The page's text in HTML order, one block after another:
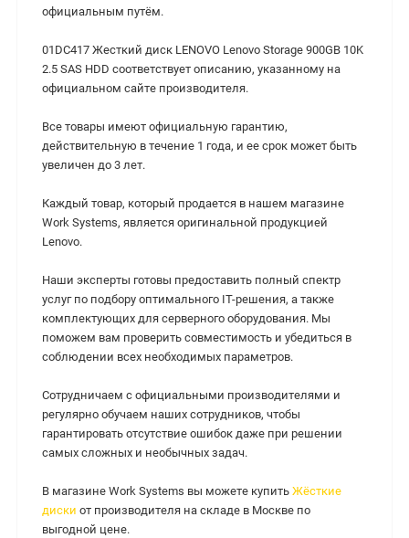
официальным путём.
01DC417 Жесткий диск LENOVO Lenovo Storage 900GB 10K
2.5 SAS HDD cоответствует описанию, указанному на
официальном сайте производителя.
Все товары имеют официальную гарантию,
действительную в течение 1 года, и ее срок может быть
увеличен до 3 лет.
Каждый товар, который продается в нашем магазине
Work Systems, является оригинальной продукцией
Lenovo.
Наши эксперты готовы предоставить полный спектр
услуг по подбору оптимального IT-решения, а также
комплектующих для серверного оборудования. Мы
поможем вам проверить совместимость и убедиться в
соблюдении всех необходимых параметров.
Сотрудничаем с официальными производителями и
регулярно обучаем наших сотрудников, чтобы
гарантировать отсутствие ошибок даже при решении
самых сложных и необычных задач.
В магазине Work Systems вы можете купить Жёсткие
диски от производителя на складе в Москве по
выгодной цене.